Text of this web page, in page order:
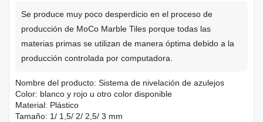
Se produce muy poco desperdicio en el proceso de
producción de MoCo Marble Tiles porque todas las
materias primas se utilizan de manera óptima debido a la
producción controlada por computadora.
Nombre del producto: Sistema de nivelación de azulejos
Color: blanco y rojo u otro color disponible
Material: Plástico
Tamaño: 1/ 1,5/ 2/ 2,5/ 3 mm